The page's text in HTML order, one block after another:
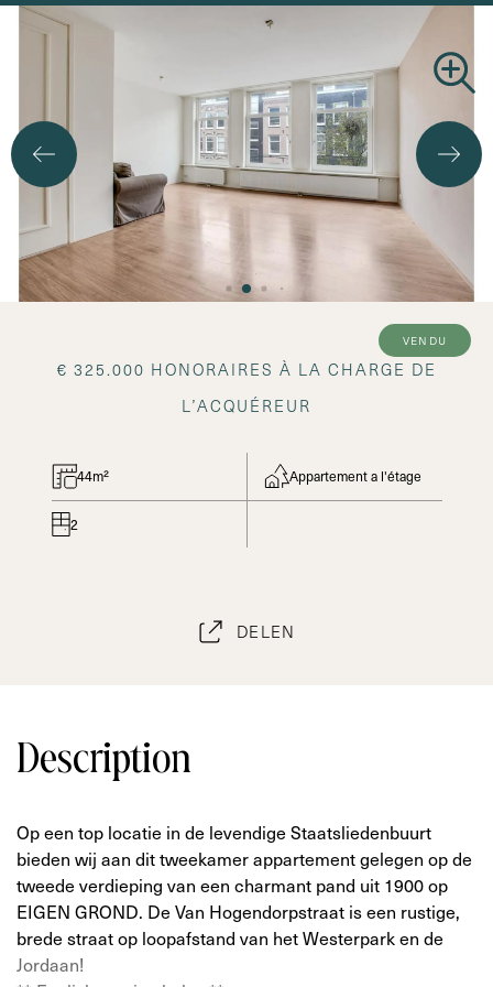
vendu
€ 325.000 HONORAIRES À LA CHARGE DE
L’ACQUÉREUR
44m² Appartement a l'étage
2
DELEN
Description
Op een top locatie in de levendige Staatsliedenbuurt
bieden wij aan dit tweekamer appartement gelegen op de
tweede verdieping van een charmant pand uit 1900 op
EIGEN GROND. De Van Hogendorpstraat is een rustige,
brede straat op loopafstand van het Westerpark en de
Jordaan!